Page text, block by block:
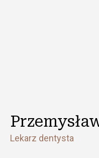
Lekarz dentysta